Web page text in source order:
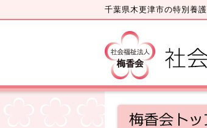
千葉県木更津市の特別養